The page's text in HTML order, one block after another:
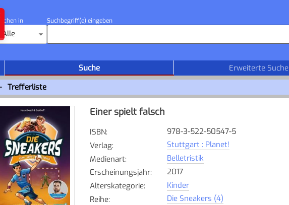
Suchen in
Alle
Suchbegriff(e) eingeben
Suche Erweiterte Suche
Trefferliste
Einer spielt falsch
ISBN:
978-3-522-50547-5
Verlag:
Stuttgart : Planet!
Medienart:
Belletristik
Erscheinungsjahr:
2017
Alterskategorie:
Kinder
Reihe: Die Sneakers (4)